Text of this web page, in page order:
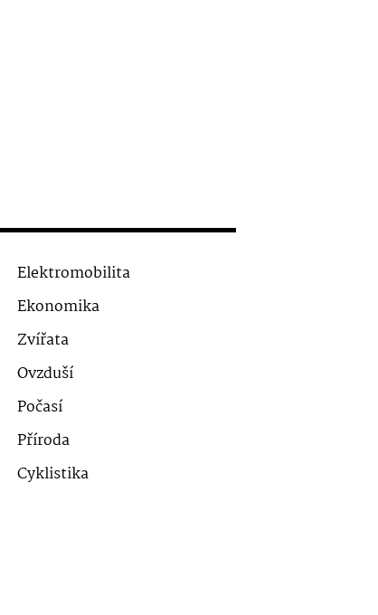
Elektromobilita
Ekonomika
Zvířata
Ovzduší
Počasí
Příroda
Cyklistika